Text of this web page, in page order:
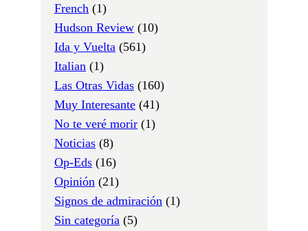
French (1)
Hudson Review (10)
Ida y Vuelta (561)
Italian (1)
Las Otras Vidas (160)
Muy Interesante (41)
No te veré morir (1)
Noticias (8)
Op-Eds (16)
Opinión (21)
Signos de admiración (1)
Sin categoría (5)